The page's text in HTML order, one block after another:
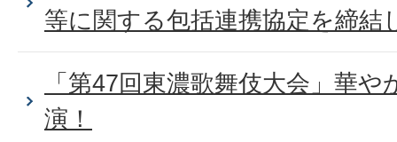
等に関する包括連携協定を締結
「第47回東濃歌舞伎大会」華
演！